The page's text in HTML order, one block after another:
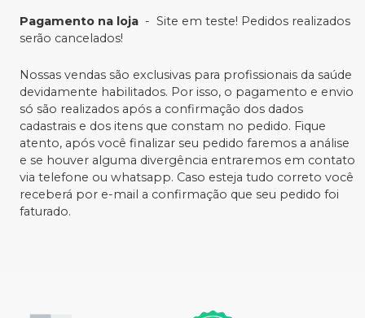
Pagamento na loja - Site em teste! Pedidos realizados
serão cancelados!
Nossas vendas são exclusivas para profissionais da saúde
devidamente habilitados. Por isso, o pagamento e envio
só são realizados após a confirmação dos dados
cadastrais e dos itens que constam no pedido. Fique
atento, após você finalizar seu pedido faremos a análise
e se houver alguma divergência entraremos em contato
via telefone ou whatsapp. Caso esteja tudo correto você
receberá por e-mail a confirmação que seu pedido foi
faturado.